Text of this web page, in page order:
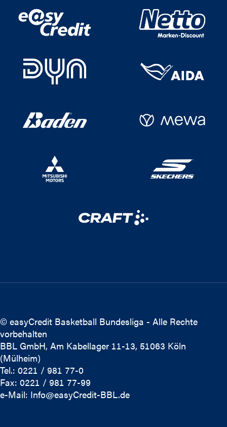
© easyCredit Basketball Bundesliga - Alle Rechte
vorbehalten
BBL GmbH, Am Kabellager 11-13, 51063 Köln
(Mülheim)
Tel.: 0221 / 981 77-0
Fax: 0221 / 981 77-99
e-Mail: Info@easyCredit-BBL.de